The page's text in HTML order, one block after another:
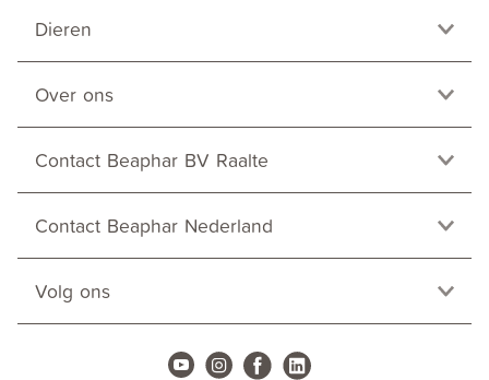
Dieren
Over ons
Contact Beaphar BV Raalte
Contact Beaphar Nederland
Volg ons